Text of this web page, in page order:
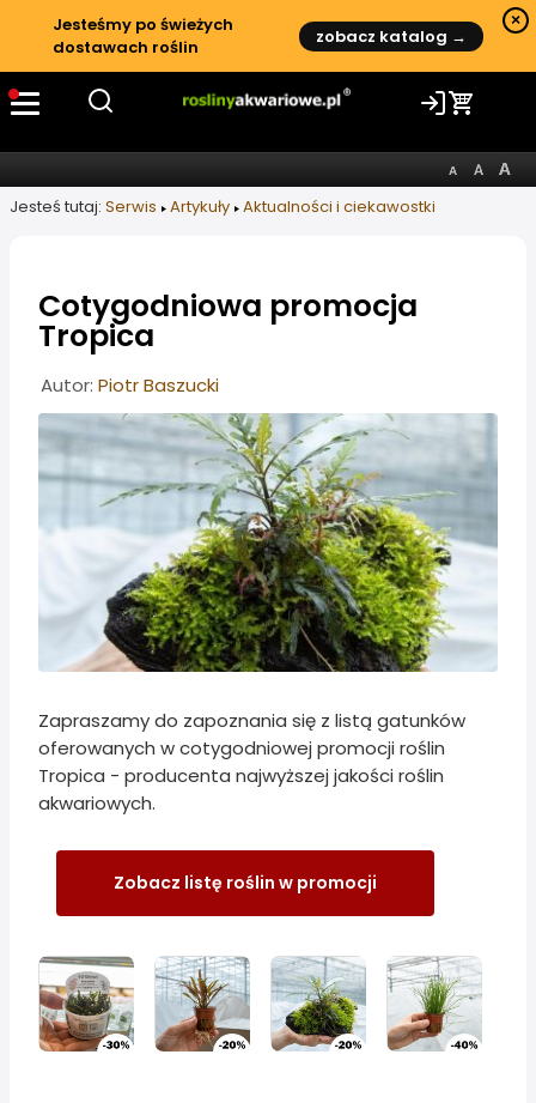
Jesteśmy po świeżych
dostawach roślin
zobacz katalog →
×
Jesteś tutaj: Serwis Artykuły Aktualności i ciekawostki
Cotygodniowa promocja
Tropica
Informacje o artykule
Autor: Piotr Baszucki
Zapraszamy do zapoznania się z listą gatunków
oferowanych w cotygodniowej promocji roślin
Tropica - producenta najwyższej jakości roślin
akwariowych.
Zobacz listę roślin w promocji